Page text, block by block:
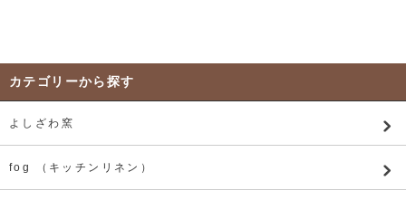
カテゴリーから探す
よしざわ窯
fog （キッチンリネン）